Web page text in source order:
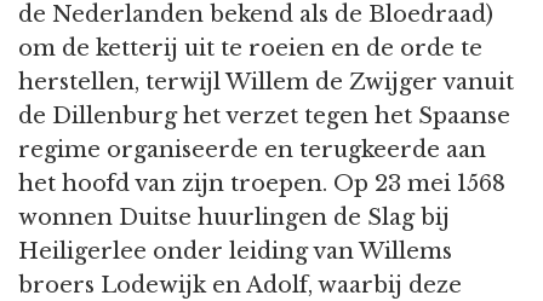
de Nederlanden bekend als de Bloedraad)
om de ketterij uit te roeien en de orde te
herstellen, terwijl Willem de Zwijger vanuit
de Dillenburg het verzet tegen het Spaanse
regime organiseerde en terugkeerde aan
het hoofd van zijn troepen. Op 23 mei 1568
wonnen Duitse huurlingen de Slag bij
Heiligerlee onder leiding van Willems
broers Lodewijk en Adolf, waarbij deze